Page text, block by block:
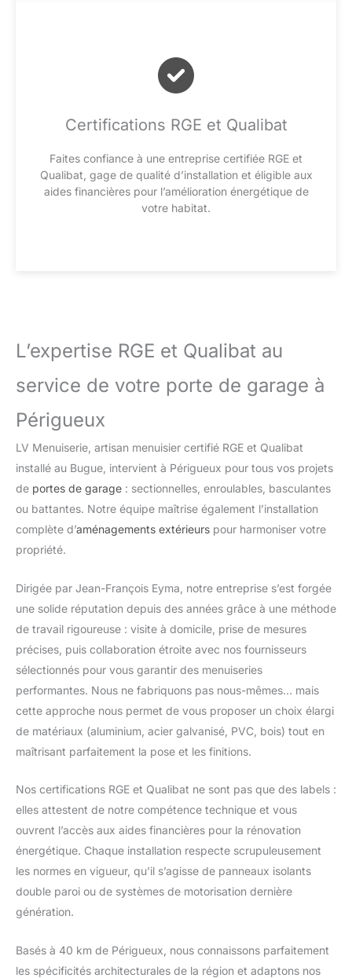
Certifications RGE et Qualibat
Faites confiance à une entreprise certifiée RGE et
Qualibat, gage de qualité d’installation et éligible aux
aides financières pour l’amélioration énergétique de
votre habitat.
L’expertise RGE et Qualibat au
service de votre porte de garage à
Périgueux
LV Menuiserie, artisan menuisier certifié RGE et Qualibat
installé au Bugue, intervient à Périgueux pour tous vos projets
de portes de garage : sectionnelles, enroulables, basculantes
ou battantes. Notre équipe maîtrise également l’installation
complète d’aménagements extérieurs pour harmoniser votre
propriété.
Dirigée par Jean-François Eyma, notre entreprise s’est forgée
une solide réputation depuis des années grâce à une méthode
de travail rigoureuse : visite à domicile, prise de mesures
précises, puis collaboration étroite avec nos fournisseurs
sélectionnés pour vous garantir des menuiseries
performantes. Nous ne fabriquons pas nous-mêmes… mais
cette approche nous permet de vous proposer un choix élargi
de matériaux (aluminium, acier galvanisé, PVC, bois) tout en
maîtrisant parfaitement la pose et les finitions.
Nos certifications RGE et Qualibat ne sont pas que des labels :
elles attestent de notre compétence technique et vous
ouvrent l’accès aux aides financières pour la rénovation
énergétique. Chaque installation respecte scrupuleusement
les normes en vigueur, qu’il s’agisse de panneaux isolants
double paroi ou de systèmes de motorisation dernière
génération.
Basés à 40 km de Périgueux, nous connaissons parfaitement
les spécificités architecturales de la région et adaptons nos